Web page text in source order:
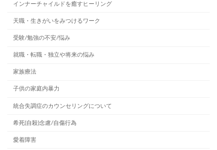
インナーチャイルドを癒すヒーリング
天職・生きがいをみつけるワーク
受験/勉強の不安/悩み
就職・転職・独立や将来の悩み
家族療法
子供の家庭内暴力
統合失調症のカウンセリングについて
希死(自殺)念慮/自傷行為
愛着障害